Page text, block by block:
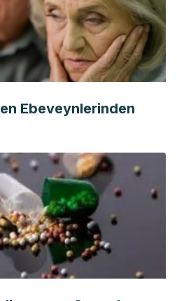
Ebeveynlerinden